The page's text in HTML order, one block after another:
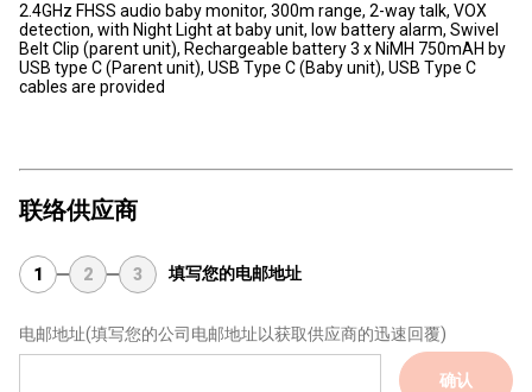
2.4GHz FHSS audio baby monitor, 300m range, 2-way talk, VOX
detection, with Night Light at baby unit, low battery alarm, Swivel
Belt Clip (parent unit), Rechargeable battery 3 x NiMH 750mAH by
USB type C (Parent unit), USB Type C (Baby unit), USB Type C
cables are provided
联络供应商
1 2 3 填写您的电邮地址
电邮地址(填写您的公司电邮地址以获取供应商的迅速回覆)
确认